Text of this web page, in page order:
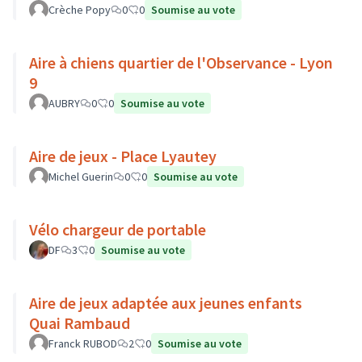
Crèche Popy 0 0 Soumise au vote
Aire à chiens quartier de l'Observance - Lyon
9
AUBRY 0 0 Soumise au vote
Aire de jeux - Place Lyautey
Michel Guerin 0 0 Soumise au vote
Vélo chargeur de portable
DF 3 0 Soumise au vote
Aire de jeux adaptée aux jeunes enfants
Quai Rambaud
Franck RUBOD 2 0 Soumise au vote